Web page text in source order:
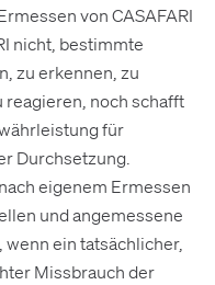
von CASAFARI
nicht, bestimmte
zu erkennen, zu
noch schafft
für
Durchsetzung.
eigenem Ermessen
und angemessene
ein tatsächlicher,
Missbrauch der